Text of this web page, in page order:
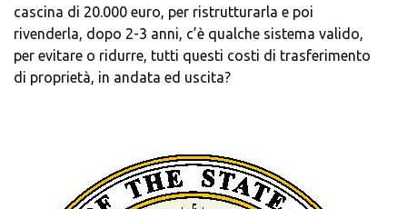
cascina di 20.000 euro, per ristrutturarla e poi
rivenderla, dopo 2-3 anni, c’è qualche sistema valido,
per evitare o ridurre, tutti questi costi di trasferimento
di proprietà, in andata ed uscita?